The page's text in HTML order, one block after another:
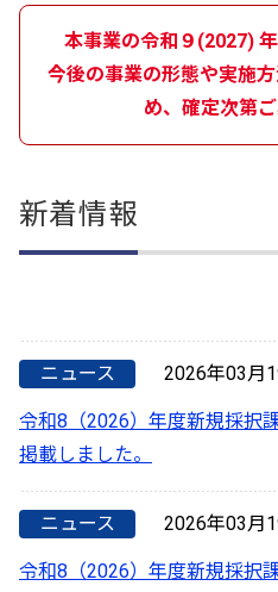
本事業の令和９(2027)
今後の事業の形態や実施
め、確定次第ご
新着情報
ニュース 2026年03月
令和8（2026）年度新規採択
掲載しました。
ニュース 2026年03月
令和8（2026）年度新規採択